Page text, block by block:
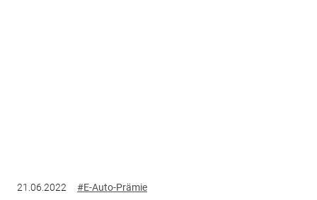
21.06.2022 #E-Auto-Prämie